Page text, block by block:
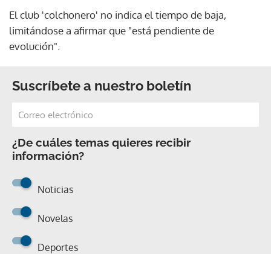
El club 'colchonero' no indica el tiempo de baja,
limitándose a afirmar que "está pendiente de
evolución".
Suscríbete a nuestro boletín
¿De cuáles temas quieres recibir
información?
Noticias
Novelas
Deportes